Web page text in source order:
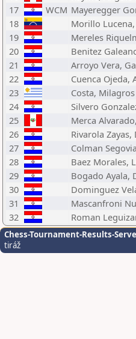
17
WCM Mayeregger
18
Morillo Lucena,
19
Mereles
20
Benitez
21
Arroyo Vera,
22
Cuenca Ojeda,
23
Costa, Milagros
24
Silvero
25
Merca
26
Rivarola
27
Colman
28
Baez Morales,
29
Bogado Ayala,
30
Dominguez
31
Mascanfroni
32
Roman
Chess-Tournament-Results-
tiráž